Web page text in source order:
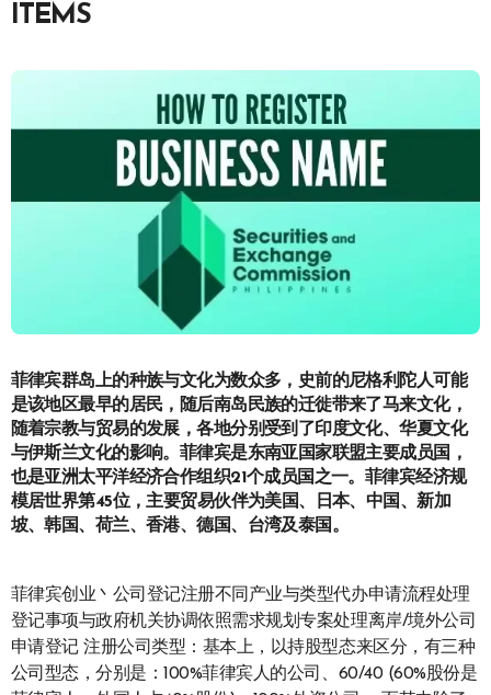
ITEMS
菲律宾群岛上的种族与文化为数众多，史前的尼格利陀人可能
是该地区最早的居民，随后南岛民族的迁徙带来了马来文化，
随着宗教与贸易的发展，各地分别受到了印度文化、华夏文化
与伊斯兰文化的影响。菲律宾是东南亚国家联盟主要成员国，
也是亚洲太平洋经济合作组织21个成员国之一。菲律宾经济规
模居世界第45位，主要贸易伙伴为美国、日本、中国、新加
坡、韩国、荷兰、香港、德国、台湾及泰国。
菲律宾创业丶公司登记注册不同产业与类型代办申请流程处理
登记事项与政府机关协调依照需求规划专案处理离岸/境外公司
申请登记 注册公司类型：基本上，以持股型态来区分，有三种
公司型态，分别是：100%菲律宾人的公司、60/40 (60%股份是